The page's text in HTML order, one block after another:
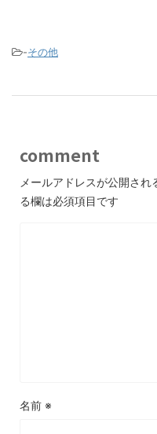
-その他
comment
メールアドレスが公開され
る欄は必須項目です
名前 ※